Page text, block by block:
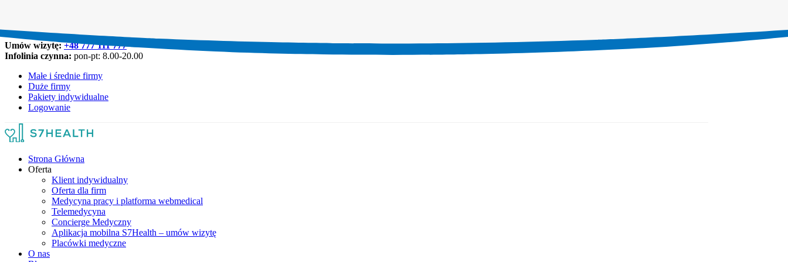
Umów wizytę:+48 777 111 777
Infolinia czynna: pon-pt: 8.00-20.00
Małe i średnie firmy
Duże firmy
Pakiety indywidualne
Logowanie
Strona Główna
Oferta
Klient indywidualny
Oferta dla firm
Medycyna pracy i platforma webmedical
Telemedycyna
Concierge Medyczny
Aplikacja mobilna S7Health – umów wizytę
Placówki medyczne
O nas